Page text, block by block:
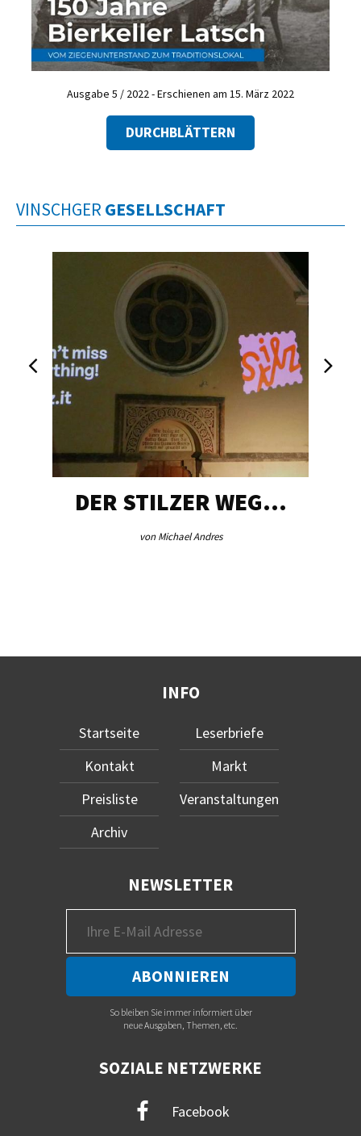
Ausgabe 5 / 2022 - Erschienen am 15. März 2022
DURCHBLÄTTERN
VINSCHGER GESELLSCHAFT
DER STILZER WEG…
von Michael Andres
INFO
Startseite
Kontakt
Preisliste
Archiv
Leserbriefe
Markt
Veranstaltungen
NEWSLETTER
So bleiben Sie immer informiert über
neue Ausgaben, Themen, etc.
SOZIALE NETZWERKE
Facebook